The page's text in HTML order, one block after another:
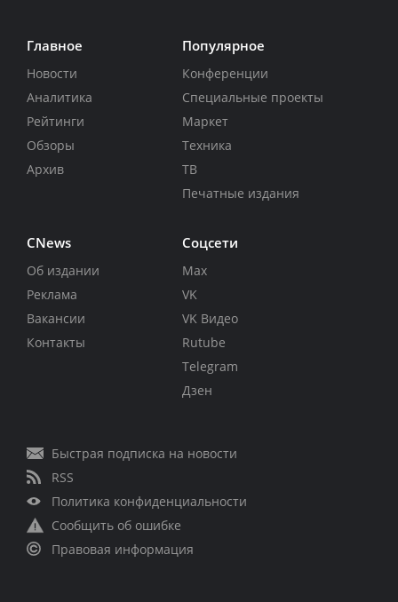
Главное
Новости
Аналитика
Рейтинги
Обзоры
Архив
Популярное
Конференции
Специальные проекты
Маркет
Техника
ТВ
Печатные издания
CNews
Об издании
Реклама
Вакансии
Контакты
Соцсети
Max
VK
VK Видео
Rutube
Telegram
Дзен
Быстрая подписка на новости
RSS
Политика конфиденциальности
Сообщить об ошибке
Правовая информация